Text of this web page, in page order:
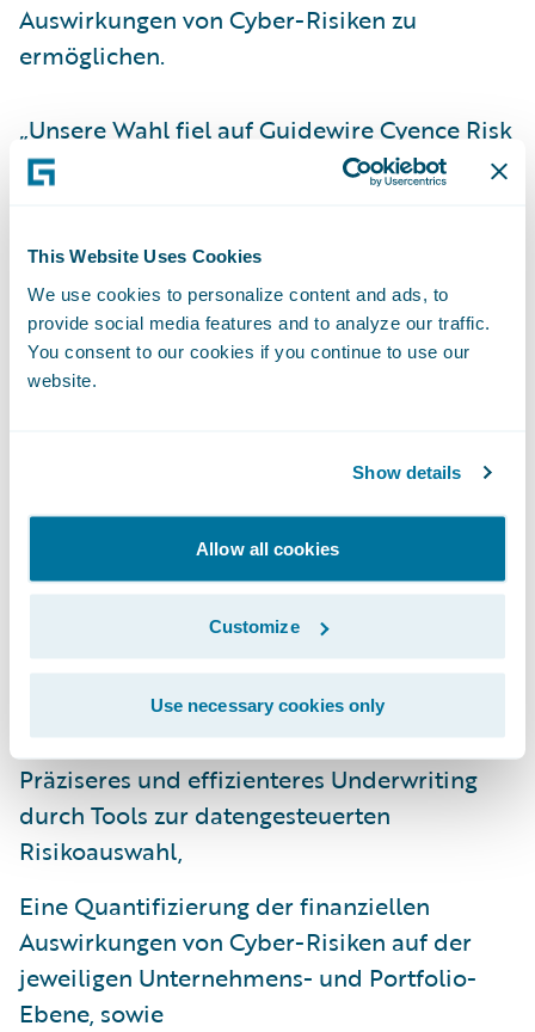
This Website Uses Cookies
We use cookies to personalize content and ads, to
provide social media features and to analyze our traffic.
You consent to our cookies if you continue to use our
website.
Show details
Allow all cookies
Customize
Use necessary cookies only
Auswirkungen von Cyber-Risiken zu
ermöglichen.
„Unsere Wahl fiel auf Guidewire Cyence Risk
Analytics, weil die Funktionen der Lösung in
wandelnden Cyber-Risiken vereinfacht,“
sagt Lori Baley, Global Head of Cyber Risk,
bei Zurich. „Wir wollen unsere Kunden
dabei unterstützen, diese Cyber-Risiken zu
unternehmensweitem Risiko-Management
zu treffen, um diesem Anspruch gerecht zu
werden.“
Guidewire Cyence Risk Analytics ermöglicht
Präziseres und effizienteres Underwriting
durch Tools zur datengesteuerten
Risikoauswahl,
Eine Quantifizierung der finanziellen
Auswirkungen von Cyber-Risiken auf der
jeweiligen Unternehmens- und Portfolio-
Ebene, sowie